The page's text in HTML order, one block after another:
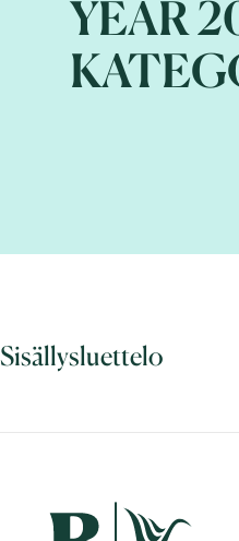
YEAR
Sisällysluettelo